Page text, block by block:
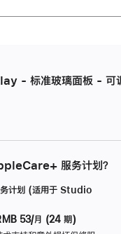
- 标准玻璃面板 - 可
服务计划？
计划 (适用于 Studio
53/月 (24 期)